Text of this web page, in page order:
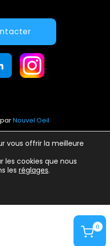
0
vous offrir la meilleure
les cookies que nous
les réglages.
des cookies GDPR
Nouvel Oeil
légales
d’utilisation